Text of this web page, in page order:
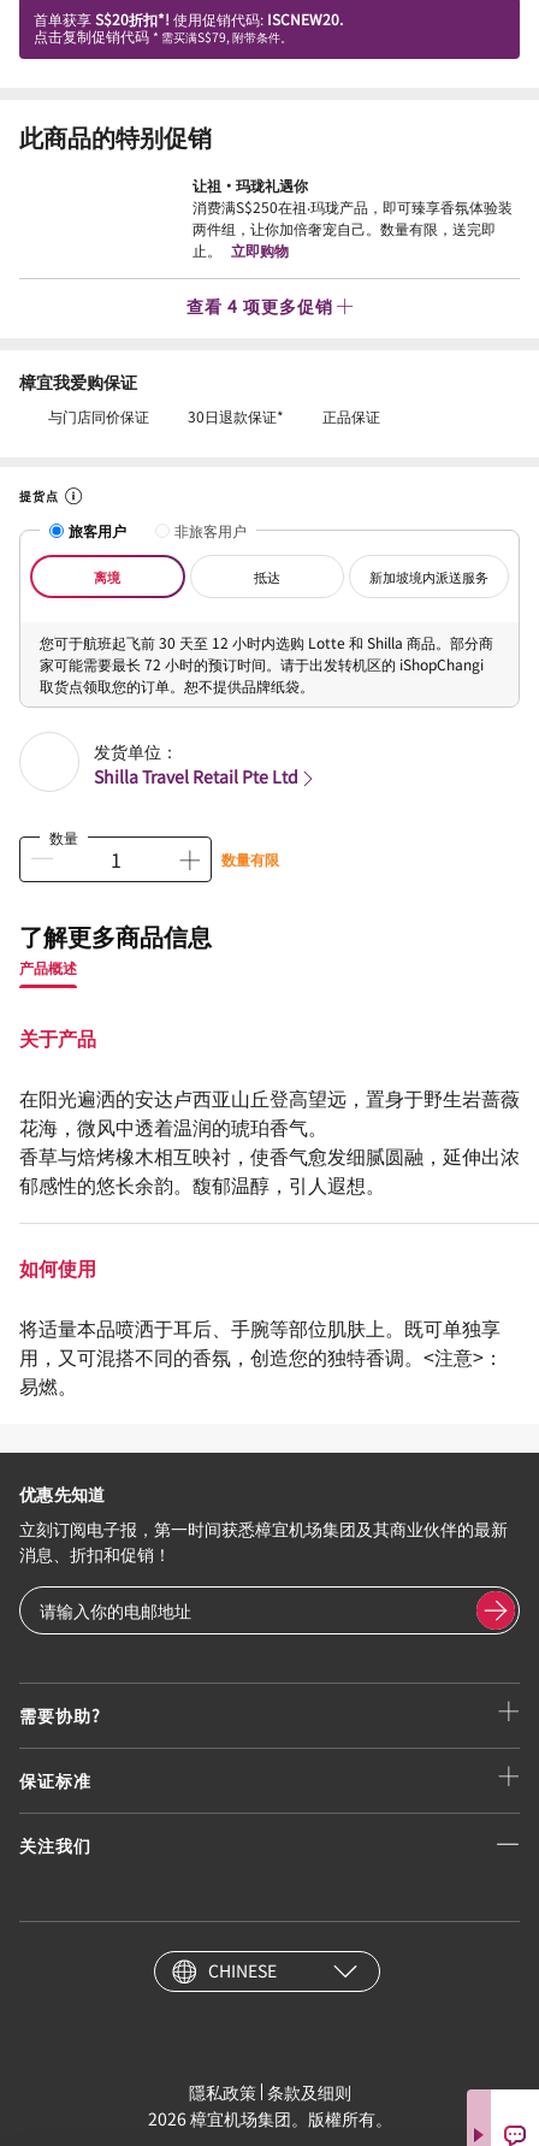
首单获享S$20折扣*! 使用促销代码: ISCNEW20.
点击复制促销代码 * 需买满S$79, 附带条件。
此商品的特别促销
让祖·玛珑礼遇你
消费满S$250在祖‧玛珑产品，即可臻享香氛体验装
两件组，让你加倍奢宠自己。数量有限，送完即
止。
立即购物
查看 4 项更多促销
樟宜我爱购保证
与门店同价保证 30日退款保证* 正品保证
提货点
旅客用户 非旅客用户
离境 抵达 新加坡境内派送服务
您可于航班起飞前 30 天至 12 小时内选购 Lotte 和 Shilla 商品。部分商
家可能需要最长 72 小时的预订时间。请于出发转机区的 iShopChangi
取货点领取您的订单。恕不提供品牌纸袋。
发货单位：
Shilla Travel Retail Pte Ltd
数量
数量有限
了解更多商品信息
产品概述
关于产品
在阳光遍洒的安达卢西亚山丘登高望远，置身于野生岩蔷薇
花海，微风中透着温润的琥珀香气。
香草与焙烤橡木相互映衬，使香气愈发细腻圆融，延伸出浓
郁感性的悠长余韵。馥郁温醇，引人遐想。
如何使用
将适量本品喷洒于耳后、手腕等部位肌肤上。既可单独享
用，又可混搭不同的香氛，创造您的独特香调。<注意>：
易燃。
需要协助?
保证标准
关注我们
优惠先知道
立刻订阅电子报，第一时间获悉樟宜机场集团及其商业伙伴的最新
消息、折扣和促销！
CHINESE
隱私政策 条款及细则
2026 樟宜机场集团。版權所有。